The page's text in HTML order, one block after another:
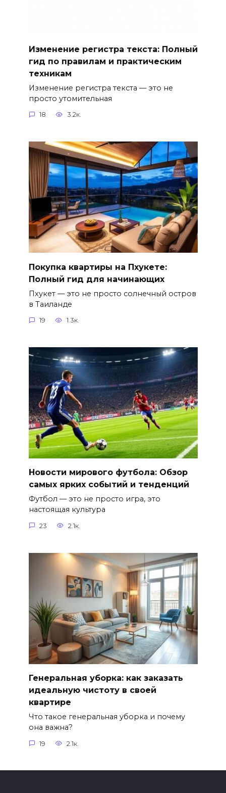
Изменение регистра текста: Полный
гид по правилам и практическим
техникам
Изменение регистра текста — это не
просто утомительная
18 3.2к.
Покупка квартиры на Пхукете:
Полный гид для начинающих
Пхукет — это не просто солнечный остров
в Таиланде
19 1.3к.
Новости мирового футбола: Обзор
самых ярких событий и тенденций
Футбол — это не просто игра, это
настоящая культура
23 2.1к.
Генеральная уборка: как заказать
идеальную чистоту в своей
квартире
Что такое генеральная уборка и почему
она важна?
19 2.1к.